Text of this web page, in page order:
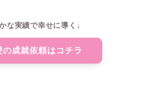
な実績で幸せに導く↓
の成就依頼はコチラ